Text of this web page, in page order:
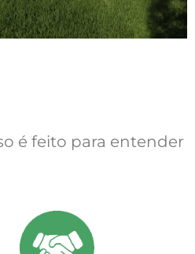
é feito para entender